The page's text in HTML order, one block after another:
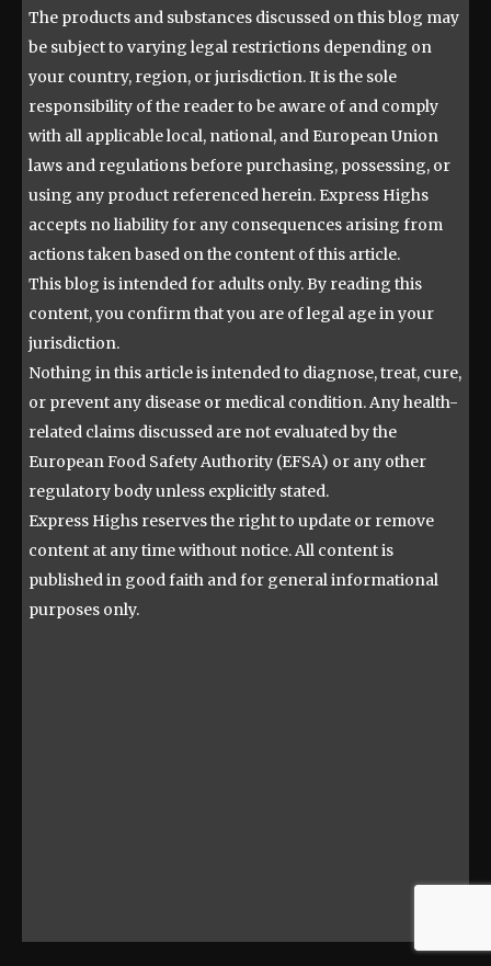
The products and substances discussed on this blog may
be subject to varying legal restrictions depending on
your country, region, or jurisdiction. It is the sole
responsibility of the reader to be aware of and comply
with all applicable local, national, and European Union
laws and regulations before purchasing, possessing, or
using any product referenced herein. Express Highs
accepts no liability for any consequences arising from
actions taken based on the content of this article.
This blog is intended for adults only. By reading this
content, you confirm that you are of legal age in your
jurisdiction.
Nothing in this article is intended to diagnose, treat, cure,
or prevent any disease or medical condition. Any health-
related claims discussed are not evaluated by the
European Food Safety Authority (EFSA) or any other
regulatory body unless explicitly stated.
Express Highs reserves the right to update or remove
content at any time without notice. All content is
published in good faith and for general informational
purposes only.